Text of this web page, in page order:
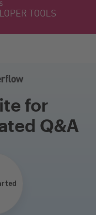
TOOLS
for
Q&A